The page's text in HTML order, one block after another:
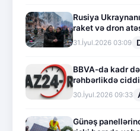
Rusiya
raket və dron
31.İyul.2026 03:09
BBVA-da kadr
rəhbərlikdə ciddi
30.İyul.2026 09:33
Günəş